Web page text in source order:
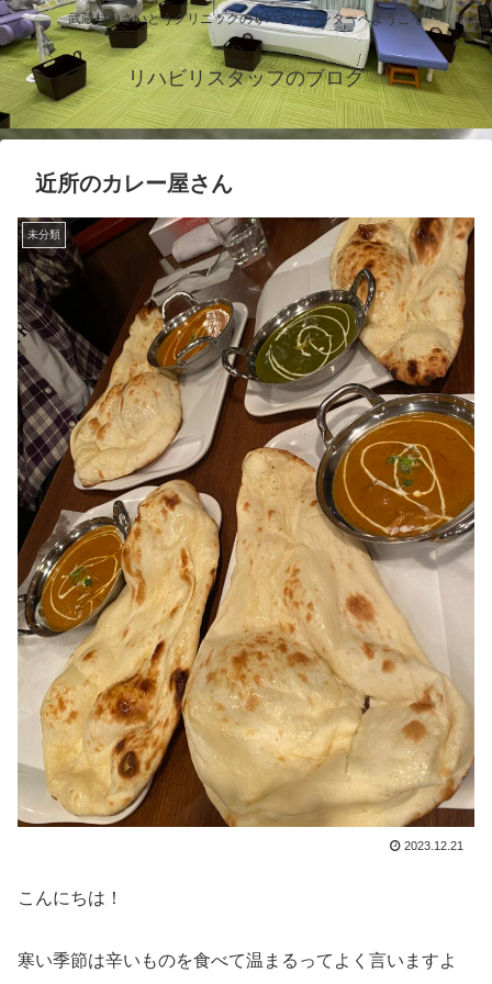
武蔵村山さいとうクリニックのリハビリセンターへようこそ
リハビリスタッフのブログ
近所のカレー屋さん
未分類
2023.12.21
こんにちは！
寒い季節は辛いものを食べて温まるってよく言いますよ